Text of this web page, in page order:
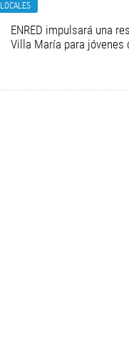
LOCALES
ENRED impulsará una
Villa María para jóvenes